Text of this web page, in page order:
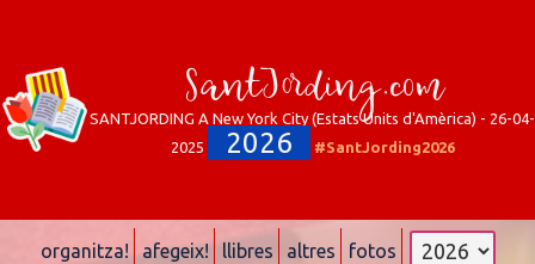
SantJording.com
SANTJORDING A New York City (Estats Units d'Amèrica) - 26-04-
2025
2026 #SantJording2026
organitza! afegeix! llibres altres fotos